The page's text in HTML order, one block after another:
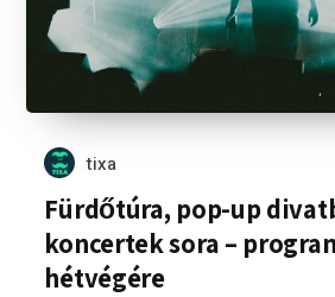
tixa
Fürdőtúra, pop-up
koncertek sora –
hétvégére